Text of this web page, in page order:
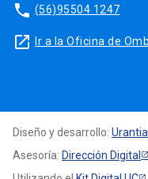
phone (56)95504 1247
launch Ir a la Oficina de
Diseño y desarrollo:
Asesoría: Dirección Digital